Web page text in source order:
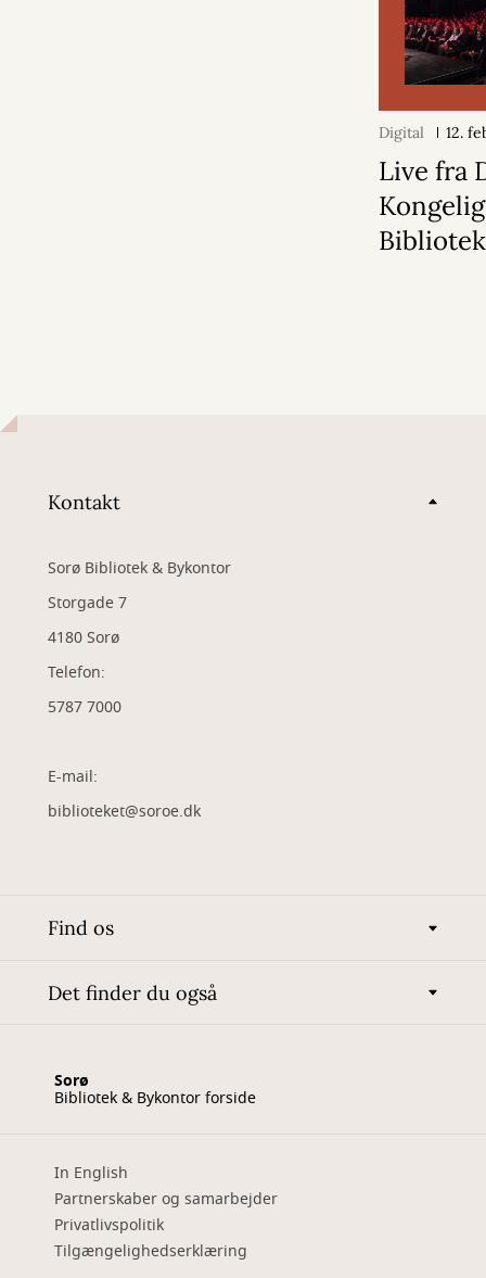
Digital 12.
Live fra
Bibliotek
Kontakt
Sorø Bibliotek & Bykontor
Storgade 7
4180 Sorø
Telefon:
5787 7000
E-mail:
biblioteket@soroe.dk
Find os
Det finder du også
Sorø
Bibliotek & Bykontor forside
In English
Partnerskaber og samarbejder
Privatlivspolitik
Tilgængelighedserklæring